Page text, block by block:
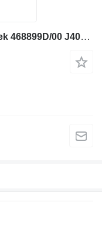
Гидрораспределитель Marrel 2sek 468899D/00 J40436-15 для экскаватора Case 688